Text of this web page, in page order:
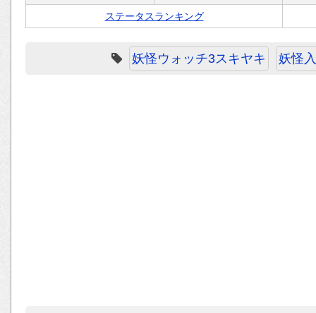
ステータスランキング
妖怪ウォッチ3スキヤキ 妖怪